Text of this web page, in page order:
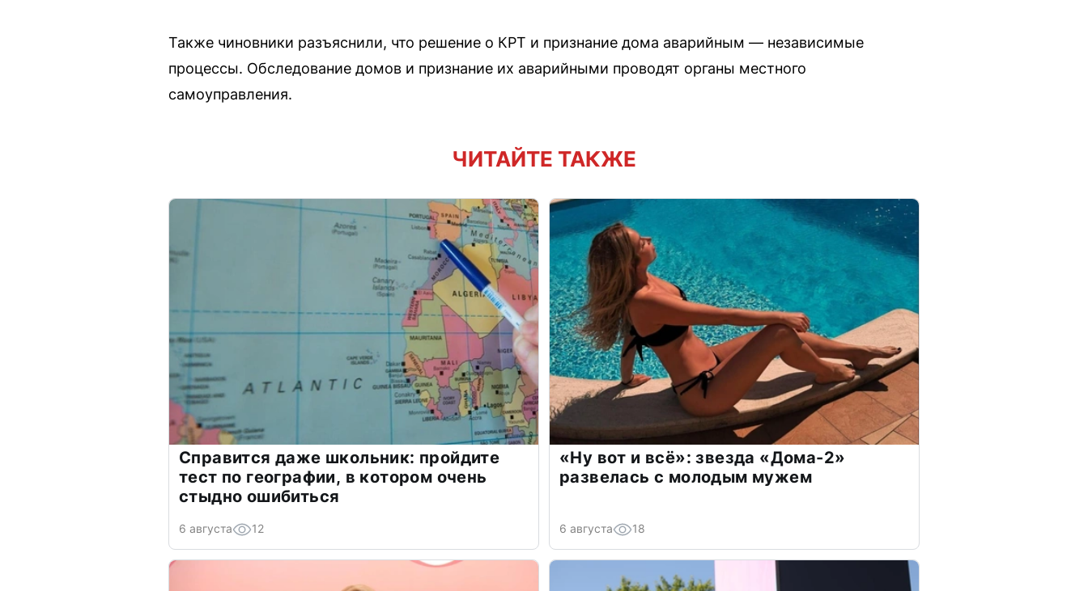
Также чиновники разъяснили, что решение о КРТ и признание дома аварийным — независимые
процессы. Обследование домов и признание их аварийными проводят органы местного
самоуправления.
ЧИТАЙТЕ ТАКЖЕ
Справится даже школьник: пройдите
тест по географии, в котором очень
стыдно ошибиться
6 августа 12
«Ну вот и всё»: звезда «Дома-2»
развелась с молодым мужем
6 августа 18